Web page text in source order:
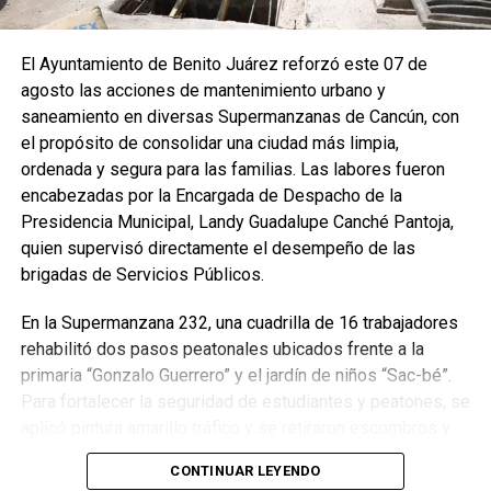
El Ayuntamiento de Benito Juárez reforzó este 07 de
agosto las acciones de mantenimiento urbano y
saneamiento en diversas Supermanzanas de Cancún, con
el propósito de consolidar una ciudad más limpia,
ordenada y segura para las familias. Las labores fueron
encabezadas por la Encargada de Despacho de la
Presidencia Municipal, Landy Guadalupe Canché Pantoja,
quien supervisó directamente el desempeño de las
brigadas de Servicios Públicos.
En la Supermanzana 232, una cuadrilla de 16 trabajadores
rehabilitó dos pasos peatonales ubicados frente a la
primaria “Gonzalo Guerrero” y el jardín de niños “Sac-bé”.
Para fortalecer la seguridad de estudiantes y peatones, se
residuos vegetales acumulados en la zona. Estas
acciones buscan garantizar entornos escolares más
CONTINUAR LEYENDO